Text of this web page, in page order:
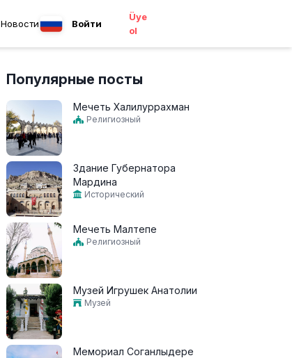
Новости Войти
Üye
ol
Популярные посты
Мечеть Халилуррахман
Религиозный
Здание Губернатора
Мардина
Исторический
Мечеть Малтепе
Религиозный
Музей Игрушек Анатолии
Музей
Мемориал Соганлыдере